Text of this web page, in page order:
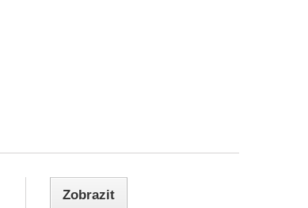
Zobrazit